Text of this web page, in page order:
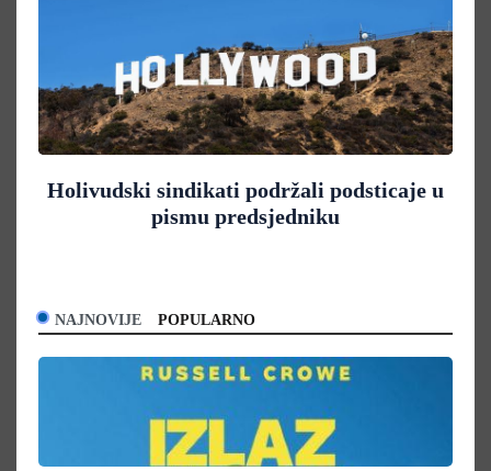
Holivudski sindikati podržali podsticaje u
pismu predsjedniku
NAJNOVIJE POPULARNO